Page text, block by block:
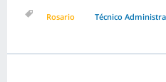
Rosario Técnico